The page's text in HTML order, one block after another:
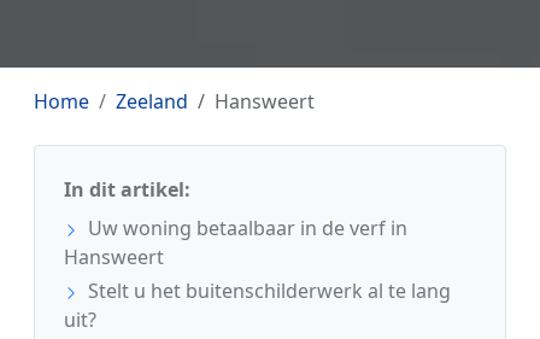
Home Zeeland Hansweert
In dit artikel:
Uw woning betaalbaar in de verf in
Hansweert
Stelt u het buitenschilderwerk al te lang
uit?